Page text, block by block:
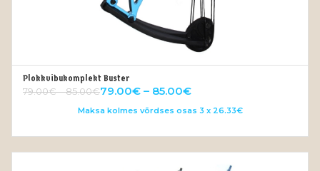
Plokkvibukomplekt Buster
79.00€–85.00€79.00€ – 85.00€
Maksa kolmes võrdses osas 3 x 26.33€